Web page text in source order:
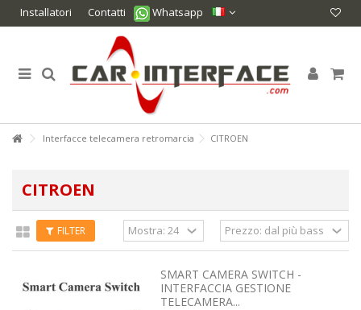
Installatori Contatti Whatsapp
Interfacce telecamera retromarcia CITROEN
CITROEN
FILTER
SMART CAMERA SWITCH -
INTERFACCIA GESTIONE
TELECAMERA...